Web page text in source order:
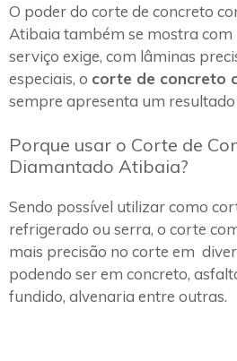
O poder do corte de concreto
Atibaia também se mostra com
serviço exige, com lâminas
especiais, o corte de concreto
sempre apresenta um resultado
Porque usar o Corte de
Diamantado Atibaia?
Sendo possível utilizar como
refrigerado ou serra, o corte
mais precisão no corte em
podendo ser em concreto,
fundido, alvenaria entre outras.